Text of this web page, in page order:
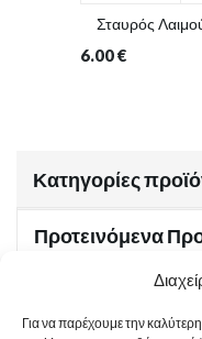
Για να παρέχουμε την
Σταυρός
6.00€
Κατηγορίες
Προτεινόμενα